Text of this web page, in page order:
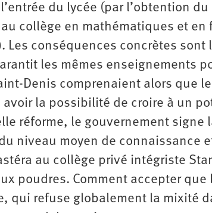
du lycée (par l’obtention
collège en mathématiques et
Les conséquences concrètes
les mêmes enseignements
Denis comprenaient alors que
avoir la possibilité de croire à un
réforme, le gouvernement signe
niveau moyen de connaissance
au collège privé intégriste
poudres. Comment accepter
qui refuse globalement la mixité